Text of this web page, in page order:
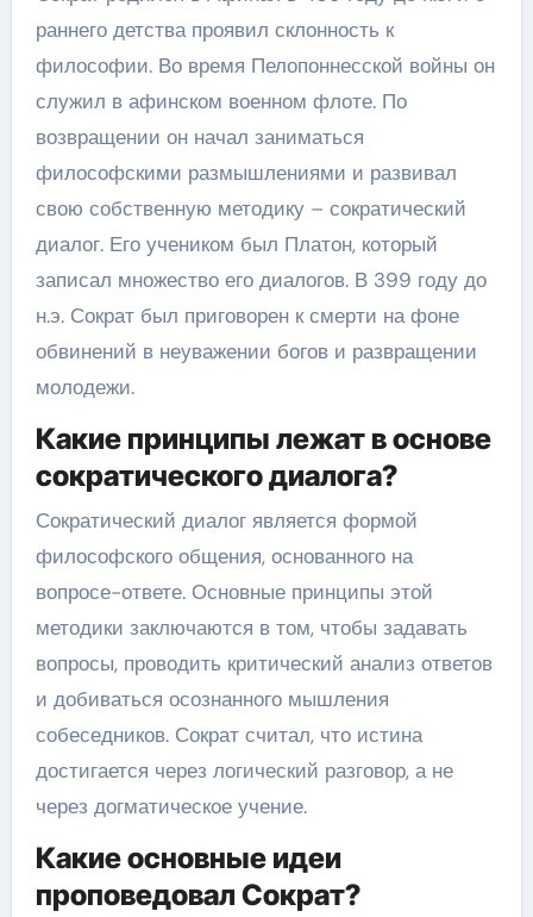
раннего детства проявил склонность к
философии. Во время Пелопоннесской войны он
служил в афинском военном флоте. По
возвращении он начал заниматься
философскими размышлениями и развивал
свою собственную методику – сократический
диалог. Его учеником был Платон, который
записал множество его диалогов. В 399 году до
н.э. Сократ был приговорен к смерти на фоне
обвинений в неуважении богов и развращении
молодежи.
Какие принципы лежат в основе
сократического диалога?
Сократический диалог является формой
философского общения, основанного на
вопросе-ответе. Основные принципы этой
методики заключаются в том, чтобы задавать
вопросы, проводить критический анализ ответов
и добиваться осознанного мышления
собеседников. Сократ считал, что истина
достигается через логический разговор, а не
через догматическое учение.
Какие основные идеи
проповедовал Сократ?